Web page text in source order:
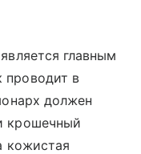
главным
проводит в
должен
крошечный
кожистая